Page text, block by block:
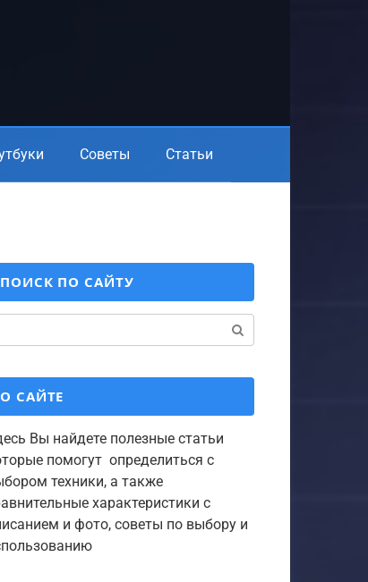
Советы Статьи
ПОИСК ПО САЙТУ
О САЙТЕ
Вы найдете полезные статьи
помогут определиться с
техники, а также
характеристики с
и фото, советы по выбору и